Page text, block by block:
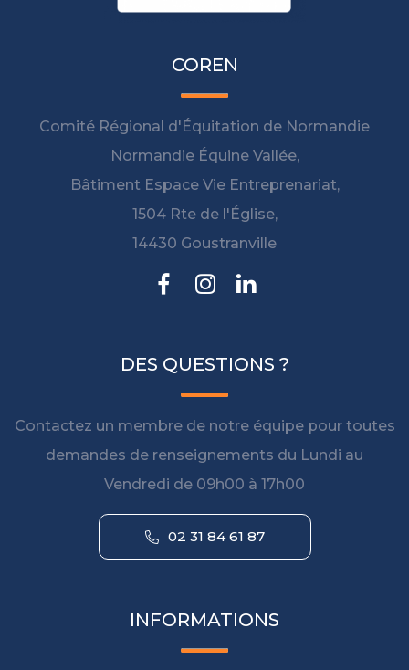
COREN
Comité Régional d'Équitation de Normandie
Normandie Équine Vallée,
Bâtiment Espace Vie Entreprenariat,
1504 Rte de l'Église,
14430 Goustranville
DES QUESTIONS ?
Contactez un membre de notre équipe pour toutes
demandes de renseignements du Lundi au
Vendredi de 09h00 à 17h00
02 31 84 61 87
INFORMATIONS